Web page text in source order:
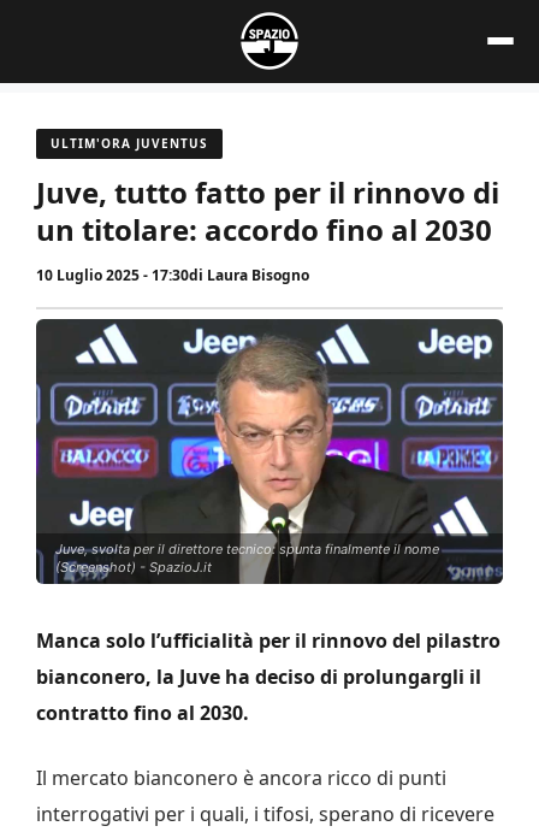
contenuto
ULTIM'ORA JUVENTUS
Juve, tutto fatto per il rinnovo di
un titolare: accordo fino al 2030
10 Luglio 2025 - 17:30di Laura Bisogno
Juve, svolta per il direttore tecnico: spunta finalmente il nome
(Screenshot) - SpazioJ.it
Manca solo l’ufficialità per il rinnovo del pilastro
bianconero, la Juve ha deciso di prolungargli il
contratto fino al 2030.
Il mercato bianconero è ancora ricco di punti
interrogativi per i quali, i tifosi, sperano di ricevere